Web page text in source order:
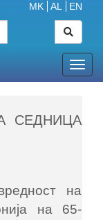
MK AL EN
СЕДНИЦА
на
на 65-